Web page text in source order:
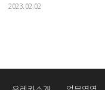
2023.02.02